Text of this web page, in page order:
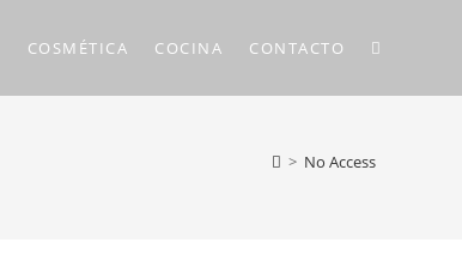
COSMÉTICA COCINA CONTACTO
> No Access